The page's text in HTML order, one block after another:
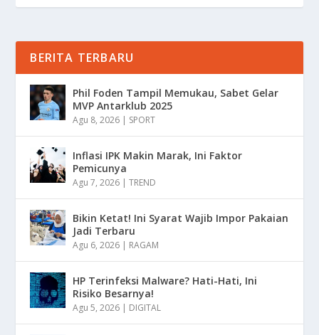
BERITA TERBARU
Phil Foden Tampil Memukau, Sabet Gelar
MVP Antarklub 2025
Agu 8, 2026 | SPORT
Inflasi IPK Makin Marak, Ini Faktor
Pemicunya
Agu 7, 2026 |TREND
Bikin Ketat! Ini Syarat Wajib Impor Pakaian
Jadi Terbaru
Agu 6, 2026 | RAGAM
HP Terinfeksi Malware? Hati-Hati, Ini
Risiko Besarnya!
Agu 5, 2026 | DIGITAL